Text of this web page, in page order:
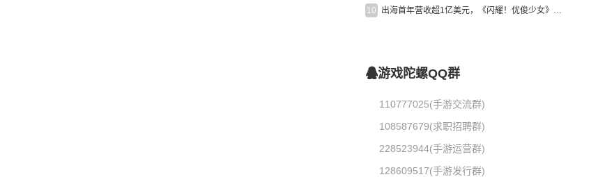
10 出海首年营收超1亿美元，《闪耀！优俊少女》美国市场占比达七成
游戏陀螺QQ群
110777025(手游交流群)
108587679(求职招聘群)
228523944(手游运营群)
128609517(手游发行群)